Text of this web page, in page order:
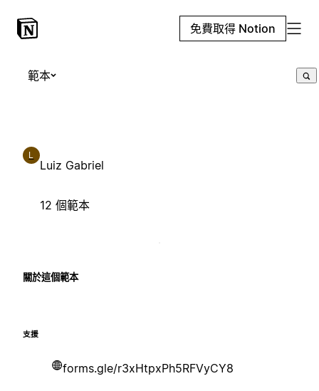
免費取得 Notion
範本
L
Luiz Gabriel
12 個範本
關於這個範本
支援
forms.gle/r3xHtpxPh5RFVyCY8